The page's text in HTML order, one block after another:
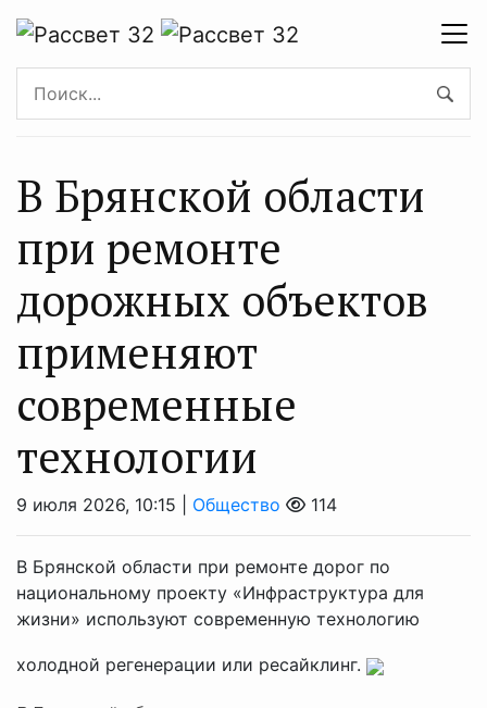
В Брянской области
при ремонте
дорожных объектов
применяют
современные
технологии
9 июля 2026, 10:15 | Общество 114
В Брянской области при ремонте дорог по
национальному проекту «Инфраструктура для
жизни» используют современную технологию
холодной регенерации или ресайклинг.